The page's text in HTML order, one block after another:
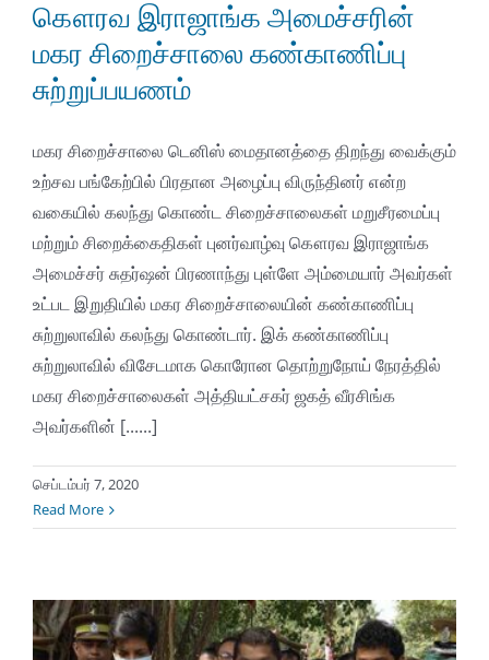
கௌரவ இராஜாங்க அமைச்சரின்
மகர சிறைச்சாலை கண்காணிப்பு
சுற்றுப்பயணம்
மகர சிறைச்சாலை டெனிஸ் மைதானத்தை திறந்து வைக்கும்
உற்சவ பங்கேற்பில் பிரதான அழைப்பு விருந்தினர் என்ற
வகையில் கலந்து கொண்ட சிறைச்சாலைகள் மறுசீரமைப்பு
மற்றும் சிறைக்கைதிகள் புனர்வாழ்வு கௌரவ இராஜாங்க
அமைச்சர் சுதர்ஷன் பிரணாந்து புள்ளே அம்மையார் அவர்கள்
உட்பட இறுதியில் மகர சிறைச்சாலையின் கண்காணிப்பு
சுற்றுலாவில் கலந்து கொண்டார். இக் கண்காணிப்பு
சுற்றுலாவில் விசேடமாக கொரோன தொற்றுநோய் நேரத்தில்
மகர சிறைச்சாலைகள் அத்தியட்சகர் ஜகத் வீரசிங்க
அவர்களின் [......]
செப்டம்பர் 7, 2020
Read More